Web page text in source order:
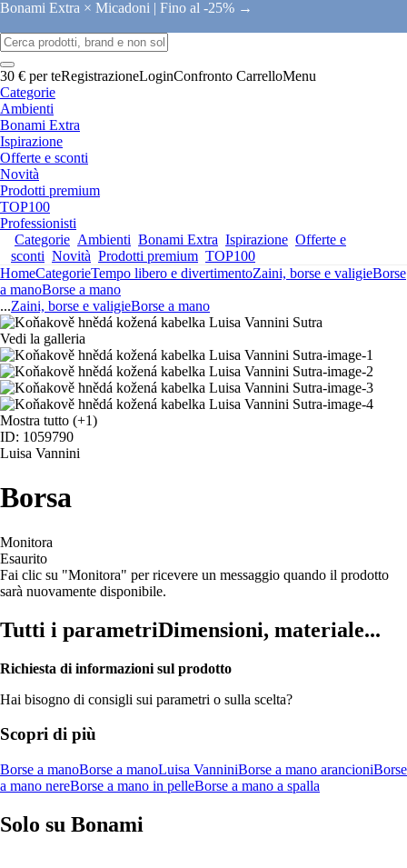
Bonami Extra × Micadoni | Fino al -25% →
30 € per teRegistrazioneLoginConfronto CarrelloMenu
Categorie
Ambienti
Bonami Extra
Ispirazione
Offerte e sconti
Novità
Prodotti premium
TOP100
Professionisti
Categorie Ambienti Bonami Extra Ispirazione Offerte e
sconti Novità Prodotti premium TOP100
HomeCategorieTempo libero e divertimentoZaini, borse e valigieBorse
a manoBorse a mano
...Zaini, borse e valigieBorse a mano
Vedi la galleria
Mostra tutto (+1)
ID: 1059790
Luisa Vannini
Borsa
Monitora
Esaurito
Fai clic su "Monitora" per ricevere un messaggio quando il prodotto
sarà nuovamente disponibile.
Tutti i parametriDimensioni, materiale...
Richiesta di informazioni sul prodotto
Hai bisogno di consigli sui parametri o sulla scelta?
Scopri di più
Borse a manoBorse a manoLuisa VanniniBorse a mano arancioniBorse
a mano nereBorse a mano in pelleBorse a mano a spalla
Solo su Bonami